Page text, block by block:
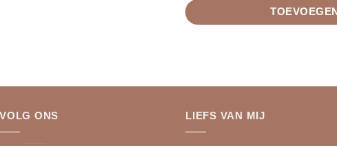
VOLG ONS LIEFS VAN MIJ